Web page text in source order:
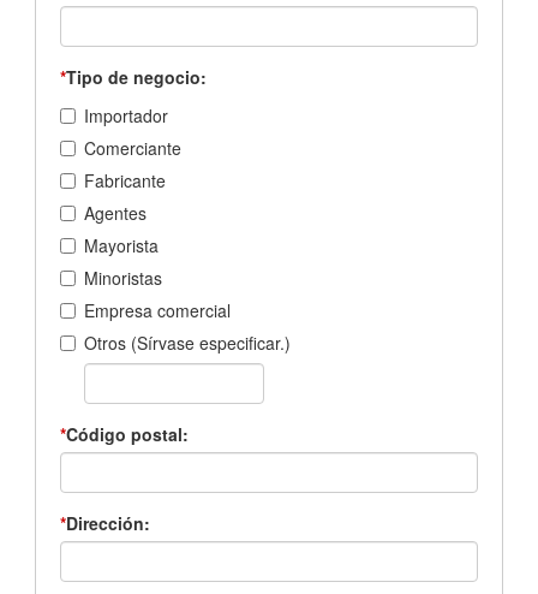
*Tipo de negocio:
Importador
Comerciante
Fabricante
Agentes
Mayorista
Minoristas
Empresa comercial
Otros (Sírvase especificar.)
*Código postal:
*Dirección: